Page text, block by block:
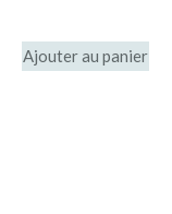
Ajouter au panier